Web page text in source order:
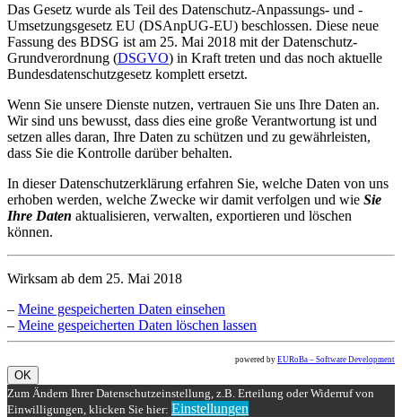
Das Gesetz wurde als Teil des Datenschutz-Anpassungs- und -
Umsetzungsgesetz EU (DSAnpUG-EU) beschlossen. Diese neue
Fassung des BDSG ist am 25. Mai 2018 mit der Datenschutz-
Grundverordnung (DSGVO) in Kraft treten und das noch aktuelle
Bundesdatenschutzgesetz komplett ersetzt.
Wenn Sie unsere Dienste nutzen, vertrauen Sie uns Ihre Daten an.
Wir sind uns bewusst, dass dies eine große Verantwortung ist und
setzen alles daran, Ihre Daten zu schützen und zu gewährleisten,
dass Sie die Kontrolle darüber behalten.
In dieser Datenschutzerklärung erfahren Sie, welche Daten von uns
erhoben werden, welche Zwecke wir damit verfolgen und wie Sie
Ihre Daten aktualisieren, verwalten, exportieren und löschen
können.
Wirksam ab dem 25. Mai 2018
– Meine gespeicherten Daten einsehen
– Meine gespeicherten Daten löschen lassen
powered by EURoBa – Software Development
OK
Zum Ändern Ihrer Datenschutzeinstellung, z.B. Erteilung oder Widerruf von
Einwilligungen, klicken Sie hier: Einstellungen